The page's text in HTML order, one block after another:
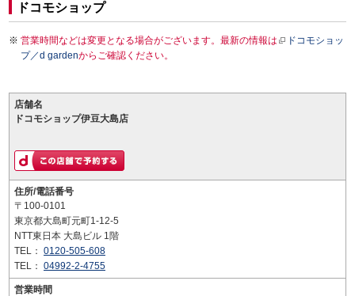
ドコモショップ
営業時間などは変更となる場合がございます。最新の情報は
ドコモショッ
プ／d gardenからご確認ください。
店舗名
ドコモショップ伊豆大島店
住所/電話番号
〒100-0101
東京都大島町元町1-12-5
NTT東日本 大島ビル 1階
TEL： 0120-505-608
TEL： 04992-2-4755
営業時間